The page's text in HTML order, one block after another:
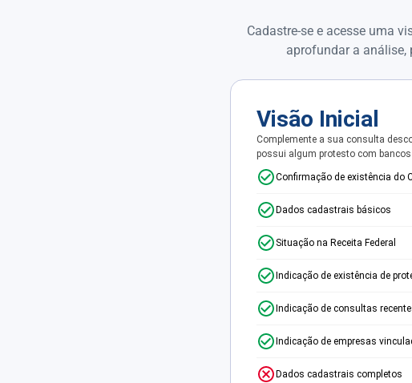
Cadastre-se e acesse uma
aprofundar a
Visão Inicial
Complemente a sua consulta
possui algum protesto com bancos
Confirmação de existência do
Dados cadastrais básicos
Situação na Receita Federal
Indicação de existência de
Indicação de consultas
Indicação de empresas
Dados cadastrais completos